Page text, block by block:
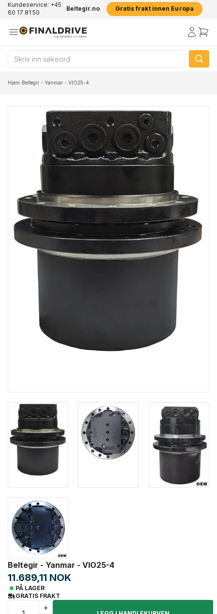
Kundeservice: +45
60 17 81 50
Beltegir.no Gratis frakt innen Europa
Hjem/Beltegir - Yanmar - VIO25-4
Beltegir - Yanmar - VIO25-4
11.689,11 NOK
PÅ LAGER
GRATIS FRAKT
+